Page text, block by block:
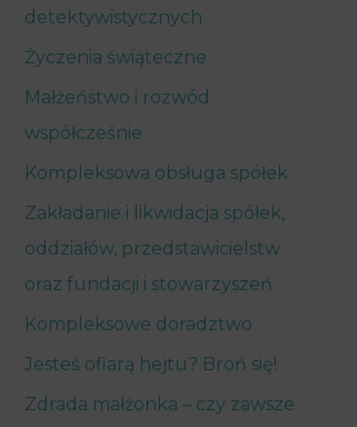
detektywistycznych
Życzenia świąteczne
Małżeństwo i rozwód
współcześnie
Kompleksowa obsługa spółek
Zakładanie i likwidacja spółek,
oddziałów, przedstawicielstw
oraz fundacji i stowarzyszeń
Kompleksowe doradztwo
Jesteś ofiarą hejtu? Broń się!
Zdrada małżonka – czy zawsze